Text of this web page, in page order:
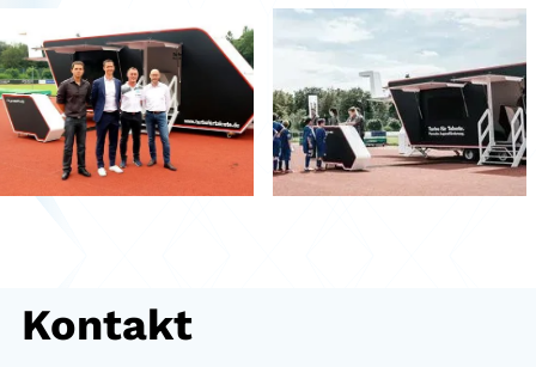
Agenturservice
Fahrzeugvermietung
Kreativleistungen
Referenzen
Kontakt